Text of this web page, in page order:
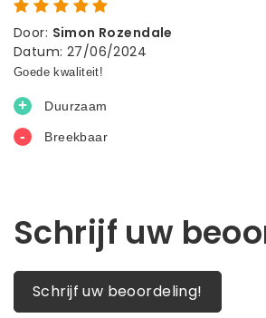
Door: Simon Rozendale
Datum: 27/06/2024
Schrijf uw
Schrijf uw beoordeling!